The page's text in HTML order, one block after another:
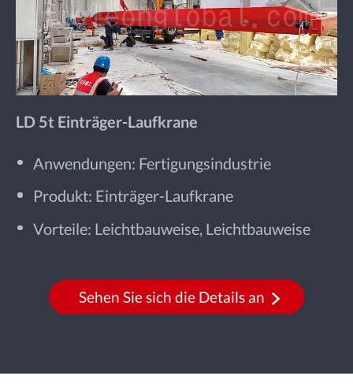
LD 5t Einträger-Laufkrane
Anwendungen: Fertigungsindustrie
Produkt: Einträger-Laufkrane
Vorteile: Leichtbauweise, Leichtbauweise
Sehen Sie sich die Details an